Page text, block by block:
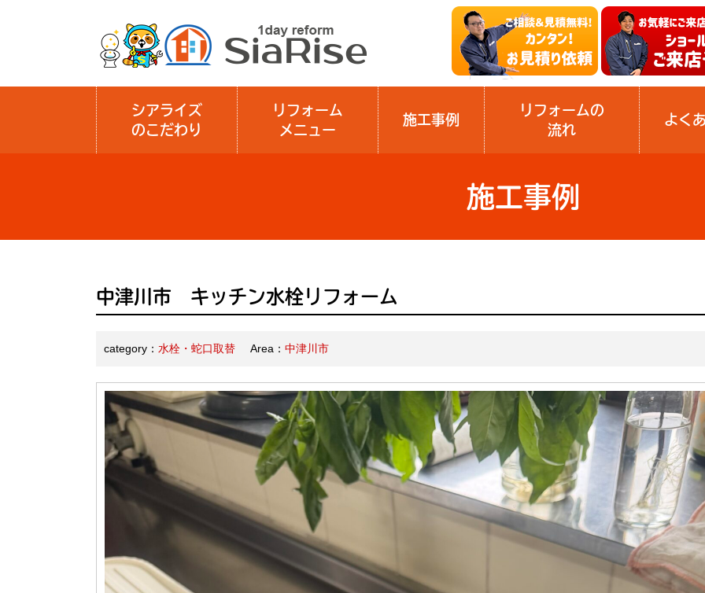
シアライズ
のこだわり
リフォーム
メニュー
施工事例
リフォームの
流れ
よく
施工事例
中津川市 キッチン水栓リフォーム
category： 水栓・蛇口取替 Area： 中津川市